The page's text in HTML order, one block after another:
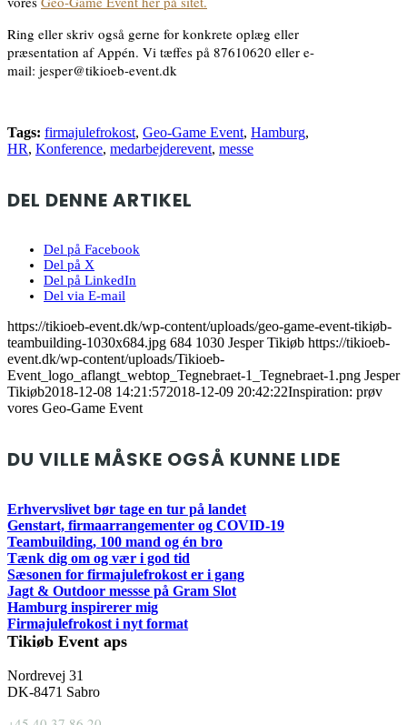
Ring eller skriv også gerne for konkrete oplæg eller
præsentation af Appén. Vi tæffes på 87610620 eller e-
mail: jesper@tikioeb-event.dk
Tags: firmajulefrokost, Geo-Game Event, Hamburg,
HR, Konference, medarbejderevent, messe
DEL DENNE ARTIKEL
Del på Facebook
Del på X
Del på LinkedIn
Del via E-mail
https://tikioeb-event.dk/wp-content/uploads/geo-game-event-tikiøb-
teambuilding-1030x684.jpg 684 1030 Jesper Tikiøb https://tikioeb-
event.dk/wp-content/uploads/Tikioeb-
Event_logo_aflangt_webtop_Tegnebraet-1_Tegnebraet-1.png Jesper
Tikiøb2018-12-08 14:21:572018-12-09 20:42:22Inspiration: prøv
vores Geo-Game Event
DU VILLE MÅSKE OGSÅ KUNNE LIDE
Erhvervslivet bør tage en tur på landet
Genstart, firmaarrangementer og COVID-19
Teambuilding, 100 mand og én bro
Tænk dig om og vær i god tid
Sæsonen for firmajulefrokost er i gang
Jagt & Outdoor messse på Gram Slot
Hamburg inspirerer mig
Firmajulefrokost i nyt format
Tikiøb Event aps
Nordrevej 31
DK-8471 Sabro